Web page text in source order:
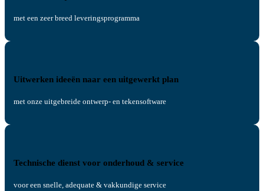
met een zeer breed leveringsprogramma
Uitwerken ideeën naar een uitgewerkt plan
met onze uitgebreide ontwerp- en tekensoftware
Technische dienst voor onderhoud & service
voor een snelle, adequate & vakkundige service